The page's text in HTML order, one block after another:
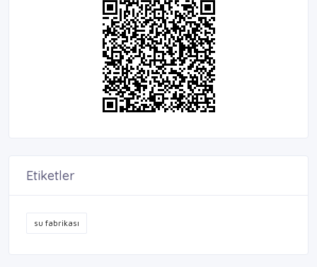
Etiketler
su fabrikası